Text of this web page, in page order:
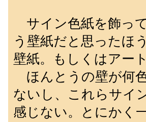
サイン色紙を飾っ
う壁紙だと思ったほ
壁紙。もしくはアー
ほんとうの壁が何
ないし、これらサイ
感じない。とにかく